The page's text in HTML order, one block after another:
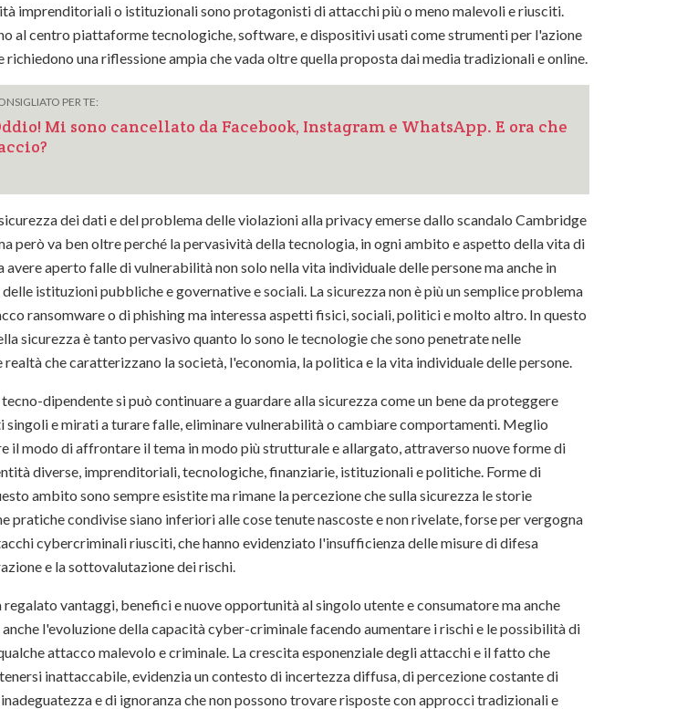
imprenditoriali o istituzionali sono protagonisti di attacchi più o meno malevoli e riusciti.
al centro piattaforme tecnologiche, software, e dispositivi usati come strumenti per l'azione
richiedono una riflessione ampia che vada oltre quella proposta dai media tradizionali e online.
PER TE:
Mi sono cancellato da Facebook, Instagram e WhatsApp. E ora che
dei dati e del problema delle violazioni alla privacy emerse dallo scandalo Cambridge
però va ben oltre perché la pervasività della tecnologia, in ogni ambito e aspetto della vita di
avere aperto falle di vulnerabilità non solo nella vita individuale delle persone ma anche in
istituzioni pubbliche e governative e sociali. La sicurezza non è più un semplice problema
ransomware o di phishing ma interessa aspetti fisici, sociali, politici e molto altro. In questo
sicurezza è tanto pervasivo quanto lo sono le tecnologie che sono penetrate nelle
che caratterizzano la società, l'economia, la politica e la vita individuale delle persone.
dipendente si può continuare a guardare alla sicurezza come un bene da proteggere
e mirati a turare falle, eliminare vulnerabilità o cambiare comportamenti. Meglio
il modo di affrontare il tema in modo più strutturale e allargato, attraverso nuove forme di
diverse, imprenditoriali, tecnologiche, finanziarie, istituzionali e politiche. Forme di
ambito sono sempre esistite ma rimane la percezione che sulla sicurezza le storie
pratiche condivise siano inferiori alle cose tenute nascoste e non rivelate, forse per vergogna
cybercriminali riusciti, che hanno evidenziato l'insufficienza delle misure di difesa
e la sottovalutazione dei rischi.
regalato vantaggi, benefici e nuove opportunità al singolo utente e consumatore ma anche
l'evoluzione della capacità cyber-criminale facendo aumentare i rischi e le possibilità di
attacco malevolo e criminale. La crescita esponenziale degli attacchi e il fatto che
inattaccabile, evidenzia un contesto di incertezza diffusa, di percezione costante di
e di ignoranza che non possono trovare risposte con approcci tradizionali e